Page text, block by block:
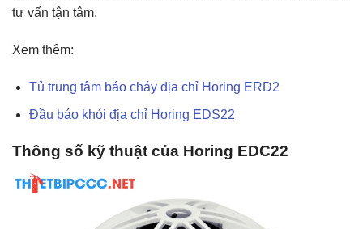
tư vấn tận tâm.
Xem thêm:
Tủ trung tâm báo cháy địa chỉ Horing ERD2
Đầu báo khói địa chỉ Horing EDS22
Thông số kỹ thuật của Horing EDC22